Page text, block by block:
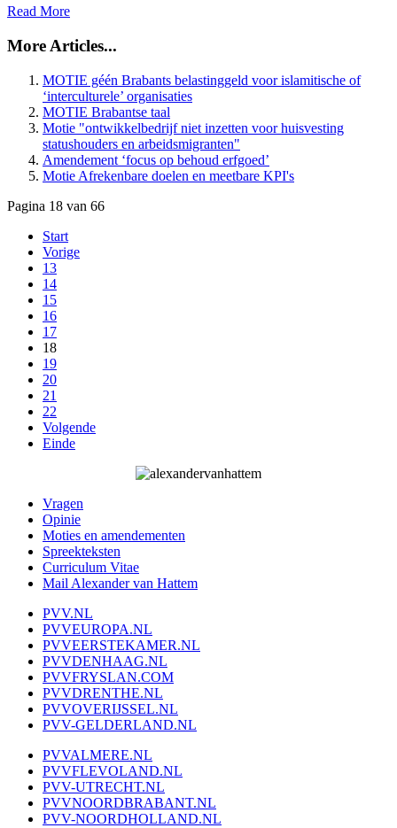
Read More
More Articles...
MOTIE géén Brabants belastinggeld voor islamitische of
‘interculturele’ organisaties
MOTIE Brabantse taal
Motie "ontwikkelbedrijf niet inzetten voor huisvesting
statushouders en arbeidsmigranten"
Amendement ‘focus op behoud erfgoed’
Motie Afrekenbare doelen en meetbare KPI's
Pagina 18 van 66
Start
Vorige
13
14
15
16
17
18
19
20
21
22
Volgende
Einde
Vragen
Opinie
Moties en amendementen
Spreekteksten
Curriculum Vitae
Mail Alexander van Hattem
PVV.NL
PVVEUROPA.NL
PVVEERSTEKAMER.NL
PVVDENHAAG.NL
PVVFRYSLAN.COM
PVVDRENTHE.NL
PVVOVERIJSSEL.NL
PVV-GELDERLAND.NL
PVVALMERE.NL
PVVFLEVOLAND.NL
PVV-UTRECHT.NL
PVVNOORDBRABANT.NL
PVV-NOORDHOLLAND.NL